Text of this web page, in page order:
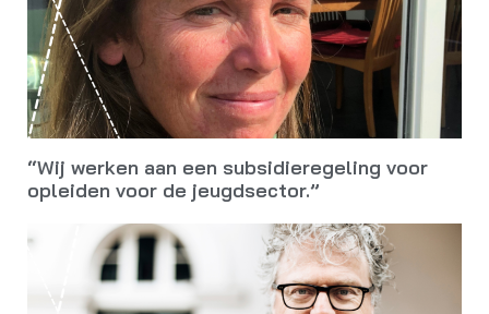
“Wij werken aan een subsidieregeling voor
opleiden voor de jeugdsector.”